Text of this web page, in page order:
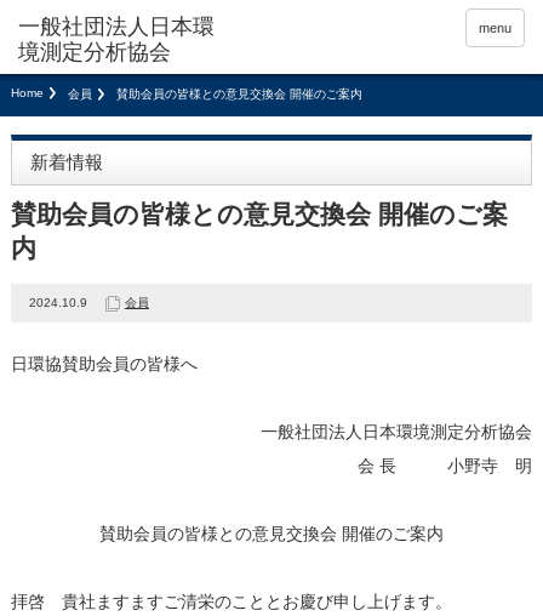
menu
Home 会員 賛助会員の皆様との意見交換会 開催のご案内
新着情報
賛助会員の皆様との意見交換会 開催のご案
内
2024.10.9 会員
日環協賛助会員の皆様へ
一般社団法人日本環境測定分析協会
会 長 小野寺 明
賛助会員の皆様との意見交換会 開催のご案内
拝啓 貴社ますますご清栄のこととお慶び申し上げます。